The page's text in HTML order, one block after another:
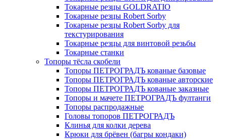
Токарные резцы GOLDRATIO
Токарные резцы Robert Sorby
Токарные резцы Robert Sorby для
текстурирования
Токарные резцы для винтовой резьбы
Токарные станки
Топоры тёсла скобели
Топоры ПЕТРОГРАДЪ кованые базовые
Топоры ПЕТРОГРАДЪ кованые авторские
Топоры ПЕТРОГРАДЪ кованые заказные
Топоры и мачете ПЕТРОГРАДЪ фултанги
Топоры распродажные
Головы топоров ПЕТРОГРАДЪ
Клинья для колки дерева
Крюки для брёвен (багры кондаки)